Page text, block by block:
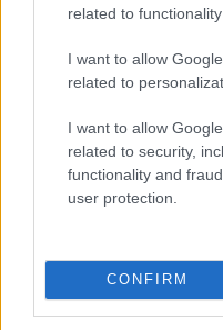
related to
I want to allow
related to
I want to allow
related to security,
functionality and
user protection.
CONFIRM